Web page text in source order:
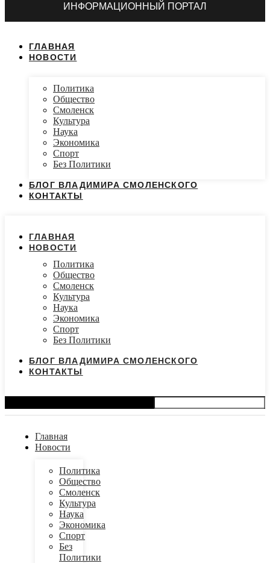
ИНФОРМАЦИОННЫЙ ПОРТАЛ
ГЛАВНАЯ
НОВОСТИ
Политика
Общество
Смоленск
Культура
Наука
Экономика
Спорт
Без Политики
БЛОГ ВЛАДИМИРА СМОЛЕНСКОГО
КОНТАКТЫ
ГЛАВНАЯ
НОВОСТИ
Политика
Общество
Смоленск
Культура
Наука
Экономика
Спорт
Без Политики
БЛОГ ВЛАДИМИРА СМОЛЕНСКОГО
КОНТАКТЫ
Главная
Новости
Политика
Общество
Смоленск
Культура
Наука
Экономика
Спорт
Без
Политики